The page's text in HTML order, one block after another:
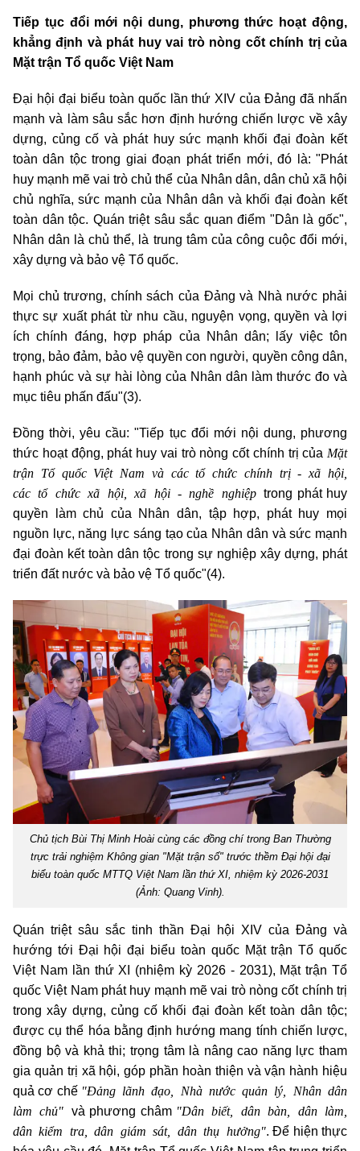
Tiếp tục đổi mới nội dung, phương thức hoạt động,
khẳng định và phát huy vai trò nòng cốt chính trị của
Mặt trận Tổ quốc Việt Nam
Đại hội đại biểu toàn quốc lần thứ XIV của Đảng đã nhấn
mạnh và làm sâu sắc hơn định hướng chiến lược về xây
dựng, củng cố và phát huy sức mạnh khối đại đoàn kết
toàn dân tộc trong giai đoạn phát triển mới, đó là: "Phát
huy mạnh mẽ vai trò chủ thể của Nhân dân, dân chủ xã hội
chủ nghĩa, sức mạnh của Nhân dân và khối đại đoàn kết
toàn dân tộc. Quán triệt sâu sắc quan điểm "Dân là gốc",
Nhân dân là chủ thể, là trung tâm của công cuộc đổi mới,
xây dựng và bảo vệ Tổ quốc.
Mọi chủ trương, chính sách của Đảng và Nhà nước phải
thực sự xuất phát từ nhu cầu, nguyện vọng, quyền và lợi
ích chính đáng, hợp pháp của Nhân dân; lấy việc tôn
trọng, bảo đảm, bảo vệ quyền con người, quyền công dân,
hạnh phúc và sự hài lòng của Nhân dân làm thước đo và
mục tiêu phấn đấu"(3).
Đồng thời, yêu cầu: "Tiếp tục đổi mới nội dung, phương
thức hoạt động, phát huy vai trò nòng cốt chính trị của Mặt
trận Tổ quốc Việt Nam và các tổ chức chính trị - xã hội,
các tổ chức xã hội, xã hội - nghề nghiệptrong phát huy
quyền làm chủ của Nhân dân, tập hợp, phát huy mọi
nguồn lực, năng lực sáng tạo của Nhân dân và sức mạnh
đại đoàn kết toàn dân tộc trong sự nghiệp xây dựng, phát
triển đất nước và bảo vệ Tổ quốc"(4).
Chủ tịch Bùi Thị Minh Hoài cùng các đồng chí trong Ban Thường
trực trải nghiệm Không gian "Mặt trận số" trước thềm Đại hội đại
biểu toàn quốc MTTQ Việt Nam lần thứ XI, nhiệm kỳ 2026-2031
(Ảnh: Quang Vinh).
Quán triệt sâu sắc tinh thần Đại hội XIV của Đảng và
hướng tới Đại hội đại biểu toàn quốc Mặt trận Tổ quốc
Việt Nam lần thứ XI (nhiệm kỳ 2026 - 2031), Mặt trận Tổ
quốc Việt Nam phát huy mạnh mẽ vai trò nòng cốt chính trị
trong xây dựng, củng cố khối đại đoàn kết toàn dân tộc;
được cụ thể hóa bằng định hướng mang tính chiến lược,
đồng bộ và khả thi; trọng tâm là nâng cao năng lực tham
gia quản trị xã hội, góp phần hoàn thiện và vận hành hiệu
quả cơ chế "Đảng lãnh đạo, Nhà nước quản lý, Nhân dân
làm chủ" và phương châm "Dân biết, dân bàn, dân làm,
dân kiểm tra, dân giám sát, dân thụ hưởng". Để hiện thực